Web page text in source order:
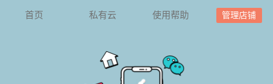
首页 私有云 使用帮助 管理店铺